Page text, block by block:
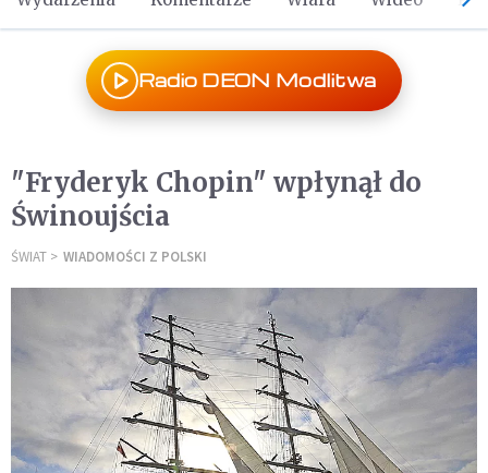
Radio DEON Modlitwa
"Fryderyk Chopin" wpłynął do
Świnoujścia
ŚWIAT WIADOMOŚCI Z POLSKI